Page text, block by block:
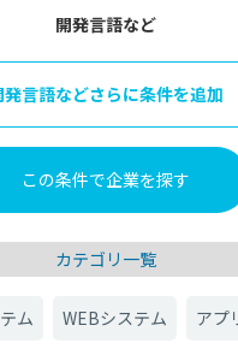
開発言語など
発言語などさらに条件を追加
カテゴリ一覧
ム WEBシステム アプ